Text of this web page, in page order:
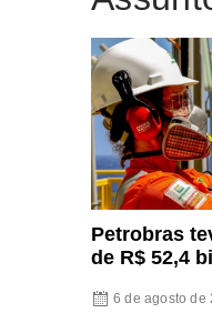
Petrobras
de R$ 52,4
6 de agosto de